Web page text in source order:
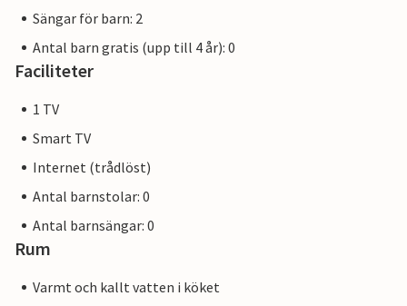
Sängar för barn: 2
Antal barn gratis (upp till 4 år): 0
Faciliteter
1 TV
Smart TV
Internet (trådlöst)
Antal barnstolar: 0
Antal barnsängar: 0
Rum
Varmt och kallt vatten i köket